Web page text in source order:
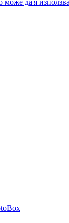
може да я